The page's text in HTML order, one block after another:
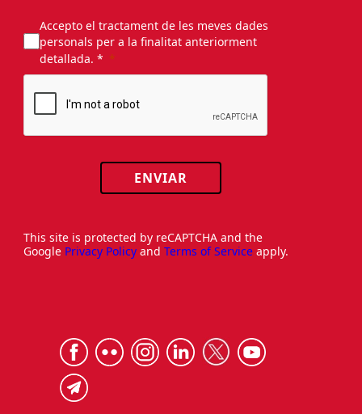
Accepto el tractament de les meves dades
personals per a la finalitat anteriorment
detallada. *
ENVIAR
This site is protected by reCAPTCHA and the
Google Privacy Policy and Terms of Service apply.